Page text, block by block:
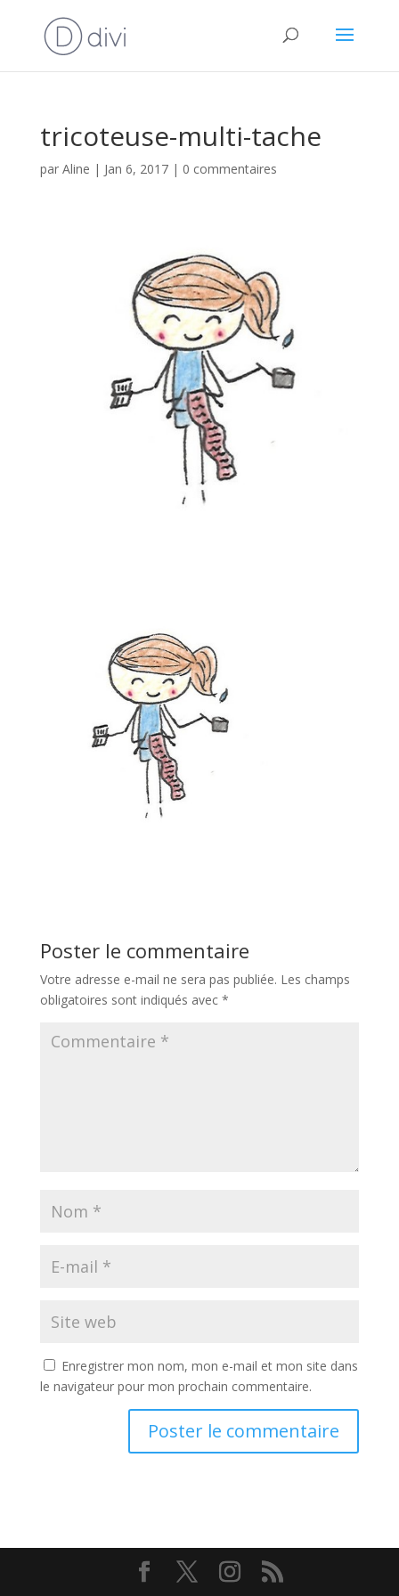
tricoteuse-multi-tache
par Aline | Jan 6, 2017| 0 commentaires
Poster le commentaire
Votre adresse e-mail ne sera pas publiée. Les champs
obligatoires sont indiqués avec *
Enregistrer mon nom, mon e-mail et mon site dans
le navigateur pour mon prochain commentaire.